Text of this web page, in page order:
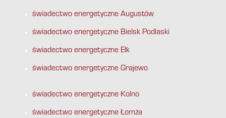
świadectwo energetyczne Augustów
świadectwo energetyczne Bielsk Podlaski
świadectwo energetyczne Ełk
świadectwo energetyczne Grajewo
świadectwo energetyczne Kolno
świadectwo energetyczne Łomża